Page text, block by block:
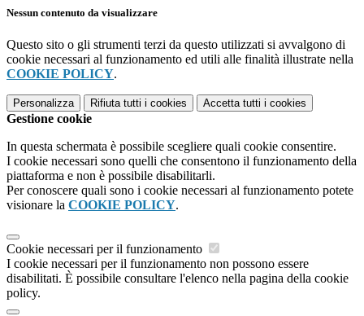
Nessun contenuto da visualizzare
Questo sito o gli strumenti terzi da questo utilizzati si avvalgono di
cookie necessari al funzionamento ed utili alle finalità illustrate nella
COOKIE POLICY.
Personalizza Rifiuta tutti i cookies Accetta tutti i cookies
Gestione cookie
In questa schermata è possibile scegliere quali cookie consentire.
I cookie necessari sono quelli che consentono il funzionamento della
piattaforma e non è possibile disabilitarli.
Per conoscere quali sono i cookie necessari al funzionamento potete
visionare la COOKIE POLICY.
Cookie necessari per il funzionamento
I cookie necessari per il funzionamento non possono essere
disabilitati. È possibile consultare l'elenco nella pagina della cookie
policy.